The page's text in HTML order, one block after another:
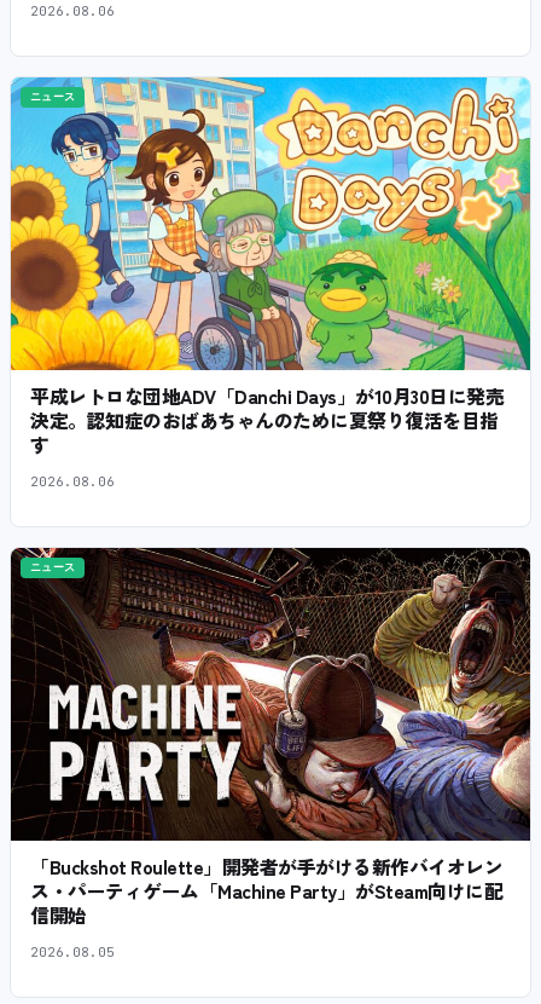
2026.08.06
ニュース
平成レトロな団地ADV「Danchi Days」が10月30日に発売
決定。認知症のおばあちゃんのために夏祭り復活を目指
す
2026.08.06
ニュース
「Buckshot Roulette」開発者が手がける新作バイオレン
ス・パーティゲーム「Machine Party」がSteam向けに配
信開始
2026.08.05